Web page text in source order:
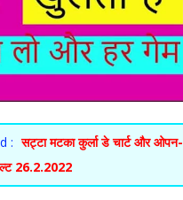
: सट्टा मटका कुर्ला डे चार्ट और ओपन-
26.2.2022